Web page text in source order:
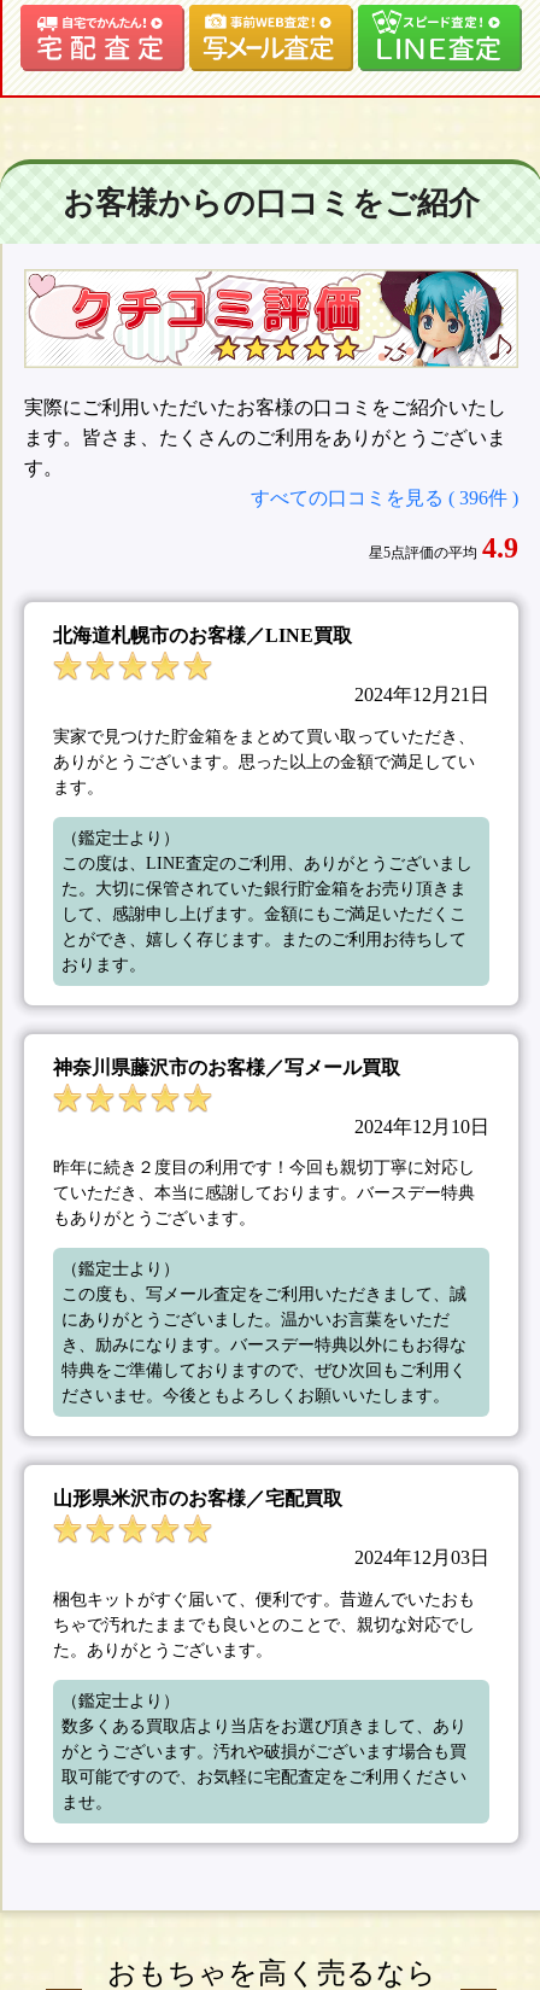
お客様からの口コミをご紹介
実際にご利用いただいたお客様の口コミをご紹介いたし
ます。皆さま、たくさんのご利用をありがとうございま
す。
すべての口コミを見る ( 396件 )
星5点評価の平均 4.9
北海道札幌市のお客様／LINE買取
2024年12月21日
実家で見つけた貯金箱をまとめて買い取っていただき、
ありがとうございます。思った以上の金額で満足してい
ます。
（鑑定士より）
この度は、LINE査定のご利用、ありがとうございまし
た。大切に保管されていた銀行貯金箱をお売り頂きま
して、感謝申し上げます。金額にもご満足いただくこ
とができ、嬉しく存じます。またのご利用お待ちして
おります。
神奈川県藤沢市のお客様／写メール買取
2024年12月10日
昨年に続き２度目の利用です！今回も親切丁寧に対応し
ていただき、本当に感謝しております。バースデー特典
もありがとうございます。
（鑑定士より）
この度も、写メール査定をご利用いただきまして、誠
にありがとうございました。温かいお言葉をいただ
き、励みになります。バースデー特典以外にもお得な
特典をご準備しておりますので、ぜひ次回もご利用く
ださいませ。今後ともよろしくお願いいたします。
山形県米沢市のお客様／宅配買取
2024年12月03日
梱包キットがすぐ届いて、便利です。昔遊んでいたおも
ちゃで汚れたままでも良いとのことで、親切な対応でし
た。ありがとうございます。
（鑑定士より）
数多くある買取店より当店をお選び頂きまして、あり
がとうございます。汚れや破損がございます場合も買
取可能ですので、お気軽に宅配査定をご利用ください
ませ。
おもちゃを高く売るなら